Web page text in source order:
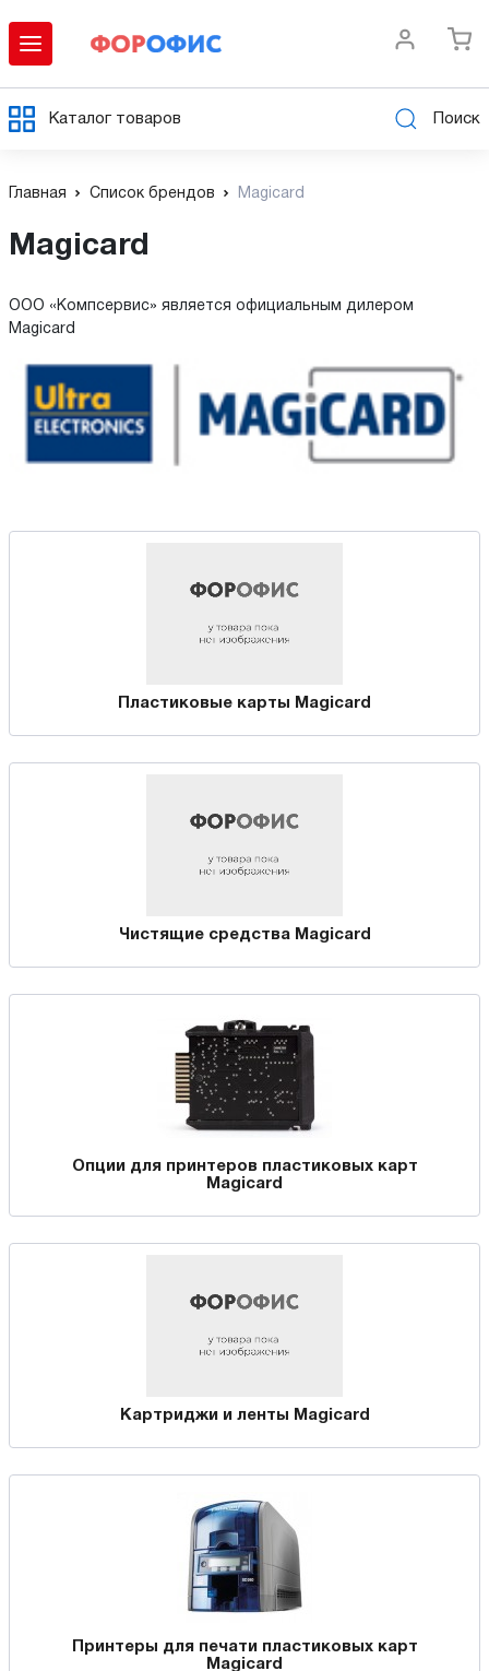
Каталог товаров Поиск
Главная Список брендов Magicard
Magicard
ООО «Компсервис» является официальным дилером
Magicard
Пластиковые карты Magicard
Чистящие средства Magicard
Опции для принтеров пластиковых карт
Magicard
Картриджи и ленты Magicard
Принтеры для печати пластиковых карт
Magicard